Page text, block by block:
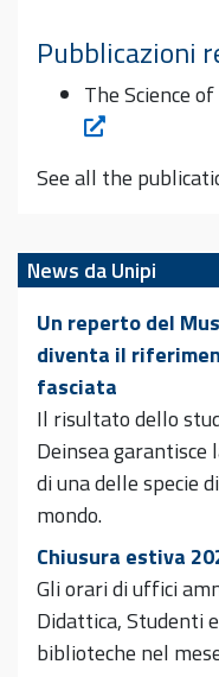
Pubblicazioni
The Science
See all the
News da Unipi
Un reperto del
diventa il
fasciata
Il risultato dello
Deinsea
di una delle specie
mondo.
Chiusura estiva
Gli orari di uffici
Didattica, Studenti
biblioteche nel